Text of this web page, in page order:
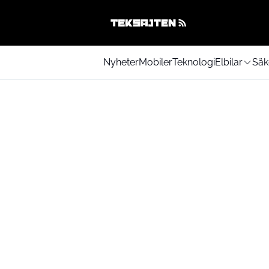
NyheterMobilerTeknologiElbilar